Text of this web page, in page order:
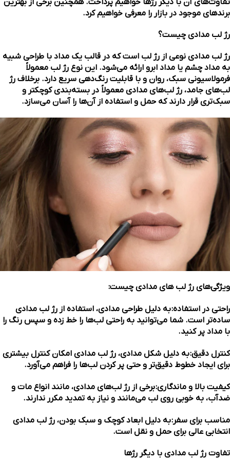
تفاوت‌های آن با دیگر رژها خواهیم پرداخت. همچنین برخی از بهترین
برندهای موجود در بازار را معرفی خواهیم کرد.
رژ لب مدادی چیست؟
رژ لب مدادی نوعی از رژ لب است که در قالب یک مداد با طراحی شبیه
به مداد چشم یا مداد ابرو ارائه می‌شود. این نوع رژ لب معمولاً
فرمولاسیونی سبک، روان و با قابلیت رنگ‌دهی سریع دارد. برخلاف رژ
لب‌های جامد، رژ لب‌های مدادی معمولاً در بسته‌بندی کوچکتر و
سبک‌تری قرار دارند که حمل و استفاده از آن‌ها را آسان می‌سازد.
ویژگی‌های رژ لب های مدادی چیست:
راحتی در استفاده:به دلیل طراحی مدادی، استفاده از رژ لب مدادی
ساده‌تر است. شما می‌توانید به راحتی لب‌ها را خط زده و سپس رنگ را
با مداد پر کنید.
کنترل دقیق:به دلیل شکل مدادی، رژ لب مدادی امکان کنترل بیشتری
برای ایجاد خطوط دقیق‌تر و حتی پر کردن لب‌ها را فراهم می‌آورد.
کیفیت بالا و ماندگاری:برخی از رژ لب‌های مدادی، مانند انواع مات و
ضدآب، به خوبی روی لب می‌مانند و نیاز به تمدید مکرر ندارند.
مناسب برای سفر:به دلیل ابعاد کوچک و سبک بودن، رژ لب مدادی
انتخابی عالی برای حمل و نقل است.
تفاوت رژ لب مدادی با دیگر رژها